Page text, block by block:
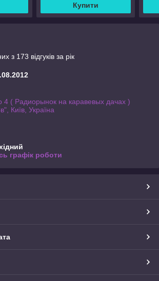
Купити
з 173 відгуків за рік
4 ( Радиорынок на каравевых дачах )
Київ, Україна
графік роботи